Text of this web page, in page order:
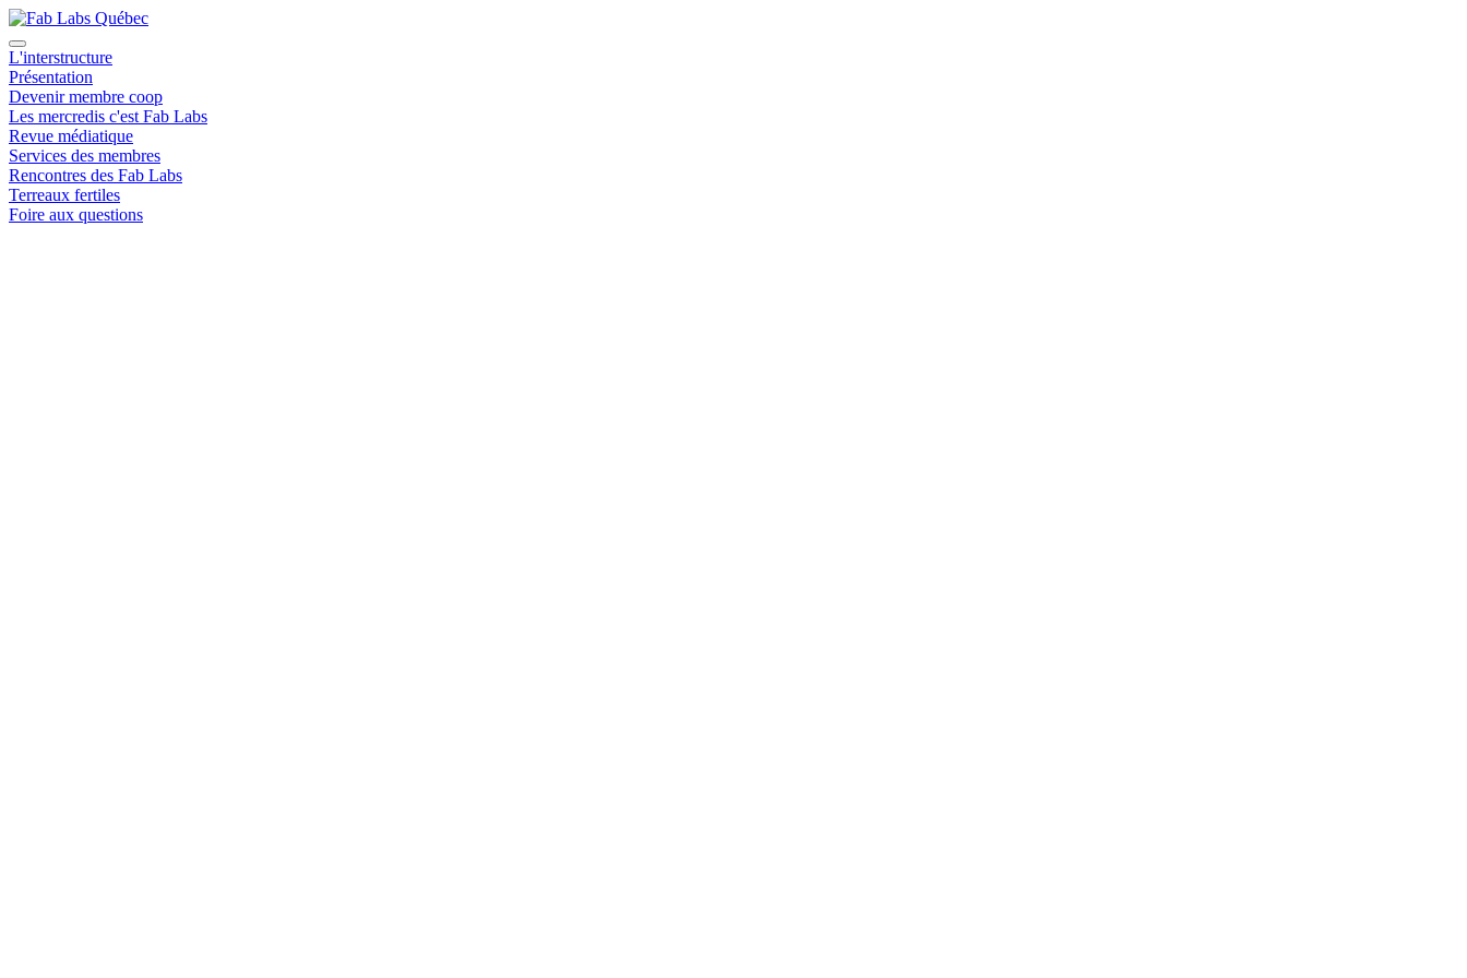
L'interstructure
Présentation
Devenir membre coop
Les mercredis c'est Fab Labs
Revue médiatique
Services des membres
Rencontres des Fab Labs
Terreaux fertiles
Foire aux questions